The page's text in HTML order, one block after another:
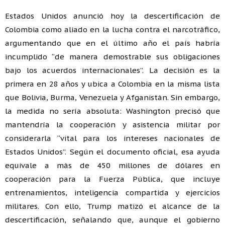
Estados Unidos anunció hoy la descertificación de
Colombia como aliado en la lucha contra el narcotráfico,
argumentando que en el último año el país habría
incumplido “de manera demostrable sus obligaciones
bajo los acuerdos internacionales”. La decisión es la
primera en 28 años y ubica a Colombia en la misma lista
que Bolivia, Burma, Venezuela y Afganistán. Sin embargo,
la medida no sería absoluta: Washington precisó que
mantendría la cooperación y asistencia militar por
considerarla “vital para los intereses nacionales de
Estados Unidos”. Según el documento oficial, esa ayuda
equivale a más de 450 millones de dólares en
cooperación para la Fuerza Pública, que incluye
entrenamientos, inteligencia compartida y ejercicios
militares. Con ello, Trump matizó el alcance de la
descertificación, señalando que, aunque el gobierno